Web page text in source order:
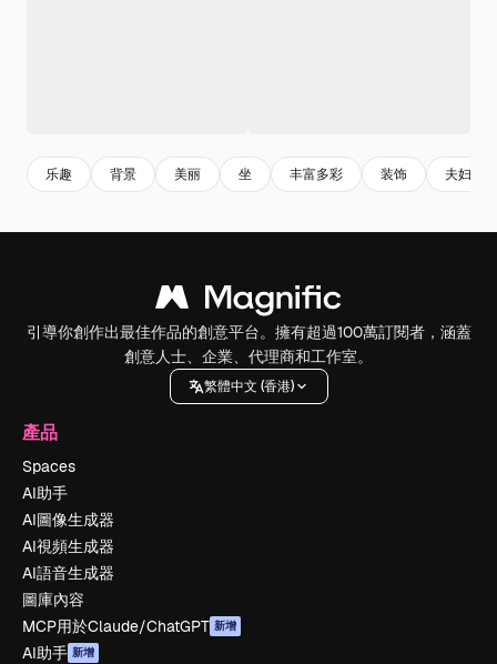
乐趣 背景 美丽 坐 丰富多彩 装饰 夫妇
引導你創作出最佳作品的創意平台。擁有超過100萬訂閱者，涵蓋
創意人士、企業、代理商和工作室。
繁體中文 (香港)
產品
Spaces
AI助手
AI圖像生成器
AI視頻生成器
AI語音生成器
圖庫內容
MCP用於Claude/ChatGPT 新增
AI助手 新增